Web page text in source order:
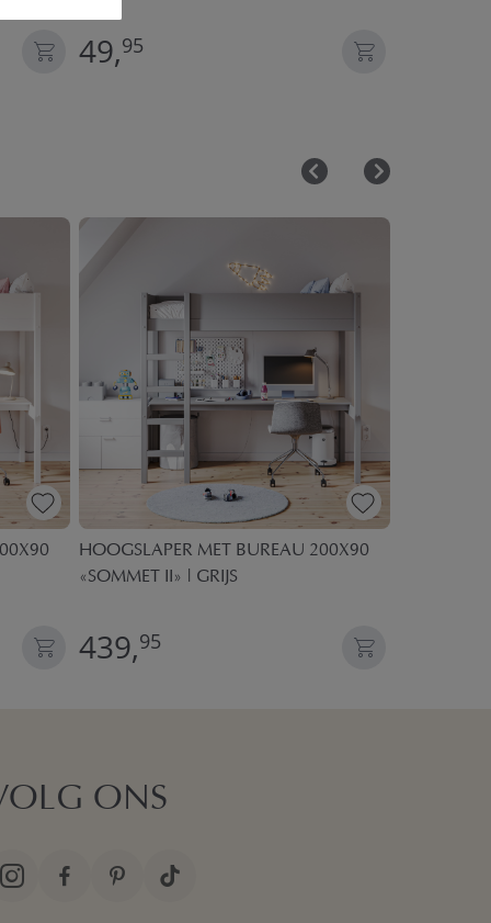
49,95
HOOGSLAPER MET BUREAU 200X90
«SOMMET II» | GRIJS
439,95
ONS